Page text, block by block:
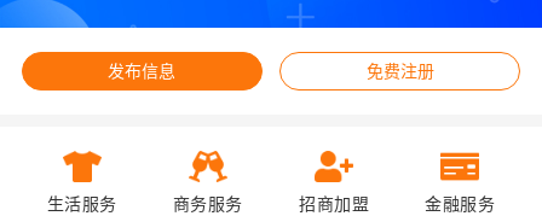
发布信息 免费注册
生活服务 商务服务 招商加盟 金融服务